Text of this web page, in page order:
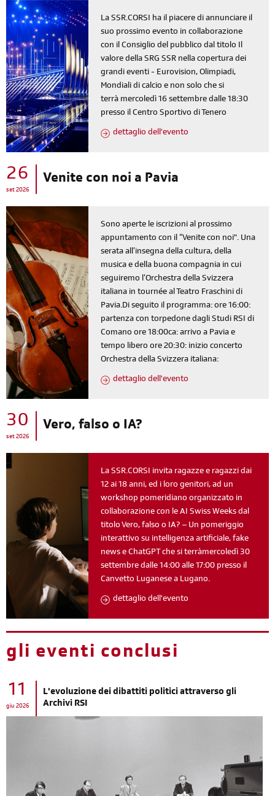
La SSR.CORSI ha il piacere di annunciare il
suo prossimo evento in collaborazione
con il Consiglio del pubblico dal titolo Il
valore della SRG SSR nella copertura dei
grandi eventi - Eurovision, Olimpiadi,
Mondiali di calcio e non solo che si
terrà mercoledì 16 settembre dalle 18:30
presso il Centro Sportivo di Tenero
dettaglio dell'evento
26
set 2026
Venite con noi a Pavia
Sono aperte le iscrizioni al prossimo
appuntamento con il “Venite con noi". Una
serata all’insegna della cultura, della
musica e della buona compagnia in cui
seguiremo l’Orchestra della Svizzera
italiana in tournée al Teatro Fraschini di
Pavia.Di seguito il programma: ore 16:00:
partenza con torpedone dagli Studi RSI di
Comano ore 18:00ca: arrivo a Pavia e
tempo libero ore 20:30: inizio concerto
Orchestra della Svizzera italiana:
dettaglio dell'evento
30
set 2026
Vero, falso o IA?
La SSR.CORSI invita ragazze e ragazzi dai
12 ai 18 anni, ed i loro genitori, ad un
workshop pomeridiano organizzato in
collaborazione con le AI Swiss Weeks dal
titolo Vero, falso o IA? – Un pomeriggio
interattivo su intelligenza artificiale, fake
news e ChatGPT che si terràmercoledì 30
settembre dalle 14:00 alle 17:00 presso il
Canvetto Luganese a Lugano.
dettaglio dell'evento
gli eventi conclusi
11
giu 2026
L'evoluzione dei dibattiti politici attraverso gli
Archivi RSI